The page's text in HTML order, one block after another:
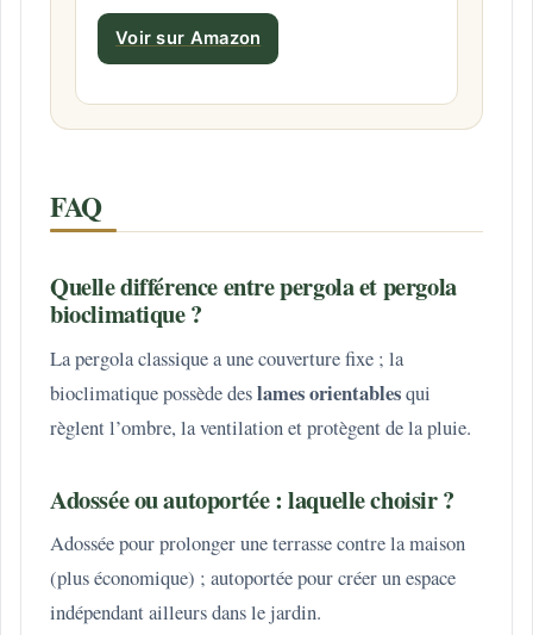
Voir sur Amazon
FAQ
Quelle différence entre pergola et pergola
bioclimatique ?
La pergola classique a une couverture fixe ; la
bioclimatique possède deslames orientablesqui
règlent l’ombre, la ventilation et protègent de la pluie.
Adossée ou autoportée : laquelle choisir ?
Adossée pour prolonger une terrasse contre la maison
(plus économique) ; autoportée pour créer un espace
indépendant ailleurs dans le jardin.